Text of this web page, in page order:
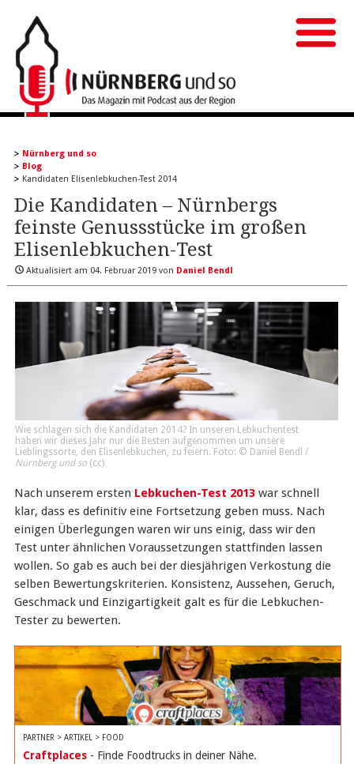
Nürnberg und so
Blog
Kandidaten Elisenlebkuchen-Test 2014
Die Kandidaten – Nürnbergs
feinste Genussstücke im großen
Elisenlebkuchen-Test
Aktualisiert am 04. Februar 2019von Daniel Bendl
Wie schlagen sich die Kandidaten 2014? In unseren Lebkuchentest
haben wir dieses Jahr nur die Besten aufgenommen um unsere
Lieblingssorte, den Elisenlebkuchen, zu feiern. Foto: © Daniel Bendl /
Nürnberg und so(cc)
Nach unserem ersten Lebkuchen-Test 2013war schnell
klar, dass es definitiv eine Fortsetzung geben muss. Nach
einigen Überlegungen waren wir uns einig, dass wir den
Test unter ähnlichen Voraussetzungen stattfinden lassen
wollen. So gab es auch bei der diesjährigen Verkostung die
selben Bewertungskriterien. Konsistenz, Aussehen, Geruch,
Geschmack und Einzigartigkeit galt es für die Lebkuchen-
Tester zu bewerten.
PARTNER > ARTIKEL > FOOD
Craftplaces- Finde Foodtrucks in deiner Nähe.